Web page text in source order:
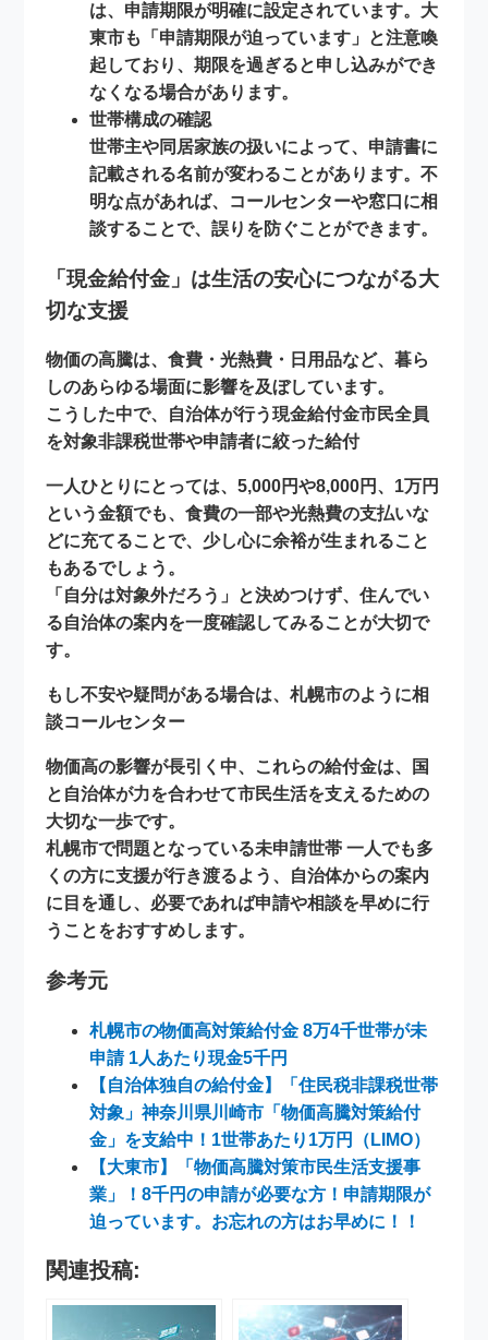
は、申請期限が明確に設定されています。大
東市も「申請期限が迫っています」と注意喚
起しており、期限を過ぎると申し込みができ
なくなる場合があります。
世帯構成の確認
世帯主や同居家族の扱いによって、申請書に
記載される名前が変わることがあります。不
明な点があれば、コールセンターや窓口に相
談することで、誤りを防ぐことができます。
「現金給付金」は生活の安心につながる大
切な支援
物価の高騰は、食費・光熱費・日用品など、暮ら
しのあらゆる場面に影響を及ぼしています。
こうした中で、自治体が行う現金給付金市民全員
を対象非課税世帯や申請者に絞った給付
一人ひとりにとっては、5,000円や8,000円、1万円
という金額でも、食費の一部や光熱費の支払いな
どに充てることで、少し心に余裕が生まれること
もあるでしょう。
「自分は対象外だろう」と決めつけず、住んでい
る自治体の案内を一度確認してみることが大切で
す。
もし不安や疑問がある場合は、札幌市のように相
談コールセンター
物価高の影響が長引く中、これらの給付金は、国
と自治体が力を合わせて市民生活を支えるための
大切な一歩です。
札幌市で問題となっている未申請世帯 一人でも多
くの方に支援が行き渡るよう、自治体からの案内
に目を通し、必要であれば申請や相談を早めに行
うことをおすすめします。
参考元
札幌市の物価高対策給付金 8万4千世帯が未
申請 1人あたり現金5千円
【自治体独自の給付金】「住民税非課税世帯
対象」神奈川県川崎市「物価高騰対策給付
金」を支給中！1世帯あたり1万円（LIMO）
【大東市】「物価高騰対策市民生活支援事
業」！8千円の申請が必要な方！申請期限が
迫っています。お忘れの方はお早めに！！
関連投稿: